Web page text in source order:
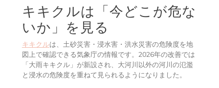
出典:気象庁「キキクル」解説ページ
キキクルは「今どこが危な
いか」を見る